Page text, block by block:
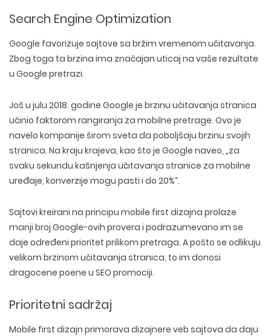
Search Engine Optimization
Google favorizuje sajtove sa bržim vremenom učitavanja.
Zbog toga ta brzina ima značajan uticaj na vaše rezultate
u Google pretrazi.
Još u julu 2018. godine Google je brzinu učitavanja stranica
učinio faktorom rangiranja za mobilne pretrage. Ovo je
navelo kompanije širom sveta da poboljšaju brzinu svojih
stranica. Na kraju krajeva, kao što je Google naveo, „za
svaku sekundu kašnjenja učitavanja stranice za mobilne
uređaje, konverzije mogu pasti i do 20%“.
Sajtovi kreirani na principu mobile first dizajna prolaze
manji broj Google-ovih provera i podrazumevano im se
daje određeni prioritet prilikom pretraga. A pošto se odlikuju
velikom brzinom učitavanja stranica, to im donosi
dragocene poene u SEO promociji.
Prioritetni sadržaj
Mobile first dizajn primorava dizajnere veb sajtova da daju